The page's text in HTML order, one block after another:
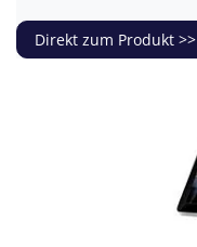
Direkt zum Produkt >>